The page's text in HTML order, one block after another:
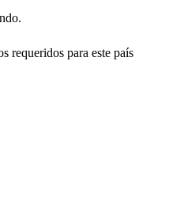
requeridos para este país